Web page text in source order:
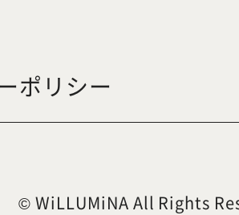
ポリシー
© WiLLUMiNA All Rights